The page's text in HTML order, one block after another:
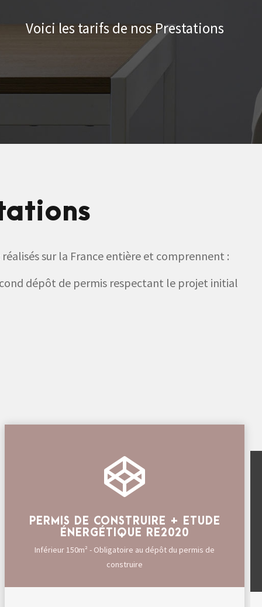
Voici les tarifs de nos Prestations
sur la France entière et comprennent :
dépôt de permis respectant le projet initial
PERMIS DE CONSTRUIRE + ETUDE
ÉNERGÉTIQUE RE2020
Inférieur 150m² - Obligatoire au dépôt du permis de
construire